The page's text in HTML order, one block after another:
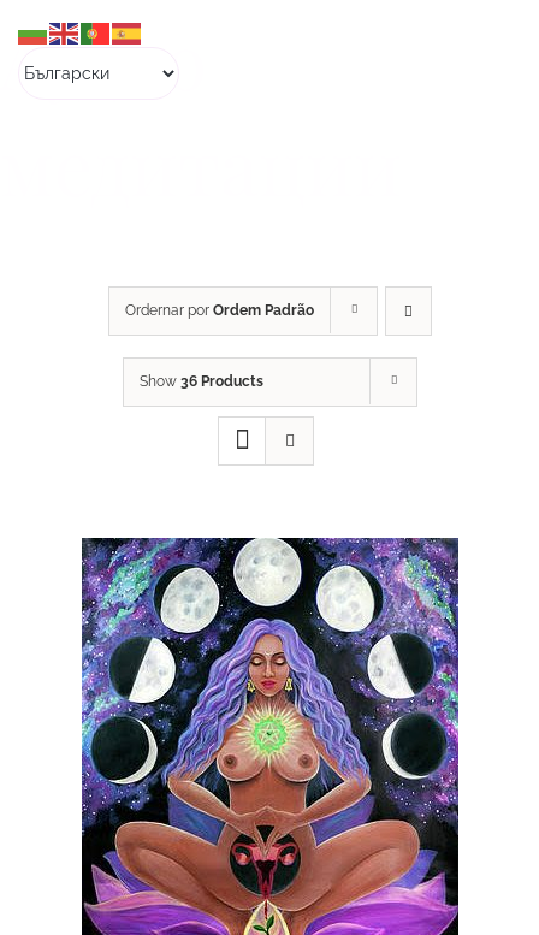
content
Аудио
Ordernar por Ordem Padrão
Show 36 Products